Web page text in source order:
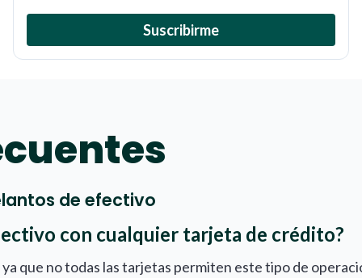
Suscribirme
de efectivo
con cualquier tarjeta de crédito?
que no todas las tarjetas permiten este tipo de